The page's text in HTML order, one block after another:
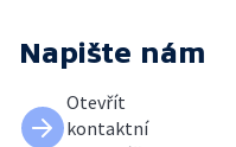
Napište nám
Otevřít
kontaktní